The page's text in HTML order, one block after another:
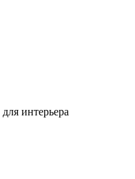
интерьера